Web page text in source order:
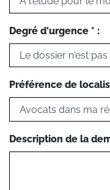
Degré d'urgence * :
Préférence de
Description de la